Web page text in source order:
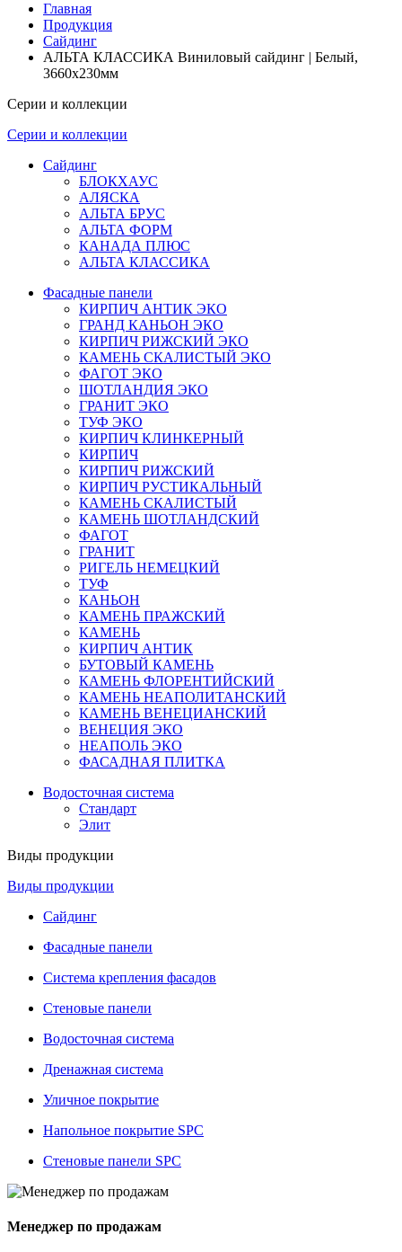
Главная
Продукция
Сайдинг
АЛЬТА КЛАССИКА Виниловый сайдинг | Белый,
3660х230мм
Серии и коллекции
Серии и коллекции
Сайдинг
БЛОКХАУС
АЛЯСКА
АЛЬТА БРУС
АЛЬТА ФОРМ
КАНАДА ПЛЮС
АЛЬТА КЛАССИКА
Фасадные панели
КИРПИЧ АНТИК ЭКО
ГРАНД КАНЬОН ЭКО
КИРПИЧ РИЖСКИЙ ЭКО
КАМЕНЬ СКАЛИСТЫЙ ЭКО
ФАГОТ ЭКО
ШОТЛАНДИЯ ЭКО
ГРАНИТ ЭКО
ТУФ ЭКО
КИРПИЧ КЛИНКЕРНЫЙ
КИРПИЧ
КИРПИЧ РИЖСКИЙ
КИРПИЧ РУСТИКАЛЬНЫЙ
КАМЕНЬ СКАЛИСТЫЙ
КАМЕНЬ ШОТЛАНДСКИЙ
ФАГОТ
ГРАНИТ
РИГЕЛЬ НЕМЕЦКИЙ
ТУФ
КАНЬОН
КАМЕНЬ ПРАЖСКИЙ
КАМЕНЬ
КИРПИЧ АНТИК
БУТОВЫЙ КАМЕНЬ
КАМЕНЬ ФЛОРЕНТИЙСКИЙ
КАМЕНЬ НЕАПОЛИТАНСКИЙ
КАМЕНЬ ВЕНЕЦИАНСКИЙ
ВЕНЕЦИЯ ЭКО
НЕАПОЛЬ ЭКО
ФАСАДНАЯ ПЛИТКА
Водосточная система
Стандарт
Элит
Виды продукции
Виды продукции
Сайдинг
Фасадные панели
Система крепления фасадов
Стеновые панели
Водосточная система
Дренажная система
Уличное покрытие
Напольное покрытие SPC
Стеновые панели SPC
Менеджер по продажам